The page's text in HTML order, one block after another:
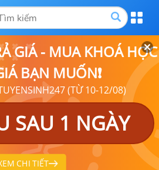
GIÁ - MUA KHOÁ HỌC
BẠN MUỐN❗
(TỪ 10-12/08)
SAU 1 NGÀY
CHI TIẾT